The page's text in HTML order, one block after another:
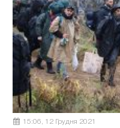
15:06, 12 Грудня 2021